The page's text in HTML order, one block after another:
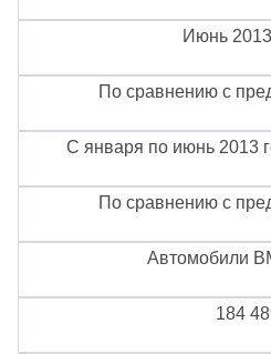
Июнь
По сравнению с
С января по июнь 2013
По сравнению с
Автомобили
184